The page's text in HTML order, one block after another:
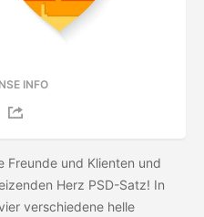
INFO
Freunde und Klienten und
Herz PSD-Satz! In
verschiedene helle